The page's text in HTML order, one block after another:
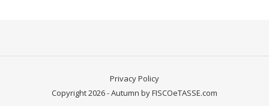
Privacy Policy
Copyright 2026 - Autumn by FISCOeTASSE.com